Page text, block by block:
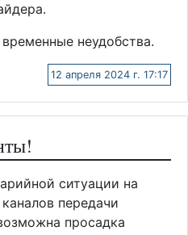
неудобства.
12 апреля 2024 г. 17:17
ситуации на
передачи
просадка